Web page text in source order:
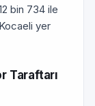
bin 734 ile
yer
Taraftarı